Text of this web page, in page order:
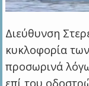
Διεύθυνση
κυκλοφορία
προσωρινά